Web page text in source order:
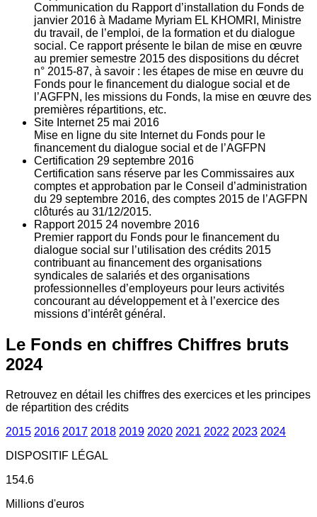
Communication du Rapport d’installation du Fonds de
janvier 2016 à Madame Myriam EL KHOMRI, Ministre
du travail, de l’emploi, de la formation et du dialogue
social. Ce rapport présente le bilan de mise en œuvre
au premier semestre 2015 des dispositions du décret
n° 2015-87, à savoir : les étapes de mise en œuvre du
Fonds pour le financement du dialogue social et de
l’AGFPN, les missions du Fonds, la mise en œuvre des
premières répartitions, etc.
Site Internet 25 mai 2016
Mise en ligne du site Internet du Fonds pour le
financement du dialogue social et de l’AGFPN
Certification 29 septembre 2016
Certification sans réserve par les Commissaires aux
comptes et approbation par le Conseil d’administration
du 29 septembre 2016, des comptes 2015 de l’AGFPN
clôturés au 31/12/2015.
Rapport 2015 24 novembre 2016
Premier rapport du Fonds pour le financement du
dialogue social sur l’utilisation des crédits 2015
contribuant au financement des organisations
syndicales de salariés et des organisations
professionnelles d’employeurs pour leurs activités
concourant au développement et à l’exercice des
missions d’intérêt général.
Le Fonds en chiffres Chiffres bruts
2024
Retrouvez en détail les chiffres des exercices et les principes
de répartition des crédits
2015 2016 2017 2018 2019 2020 2021 2022 2023 2024
DISPOSITIF LÉGAL
154.6
Millions d'euros